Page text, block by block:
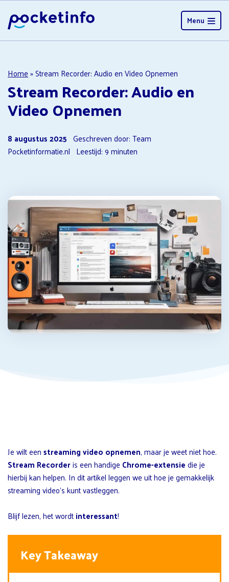
Menu
Home»Stream Recorder: Audio en Video Opnemen
Stream Recorder: Audio en
Video Opnemen
8 augustus 2025 Geschreven door: Team
Pocketinformatie.nl Leestijd:9minuten
Je wilt eenstreaming video opnemen, maar je weet niet hoe.
Stream Recorderis een handigeChrome-extensiedie je
hierbij kan helpen. In dit artikel leggen we uit hoe je gemakkelijk
streaming video’s kunt vastleggen.
Blijf lezen, het wordtinteressant!
Key Takeaway